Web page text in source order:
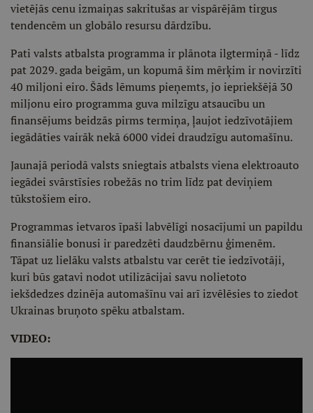
vietējās cenu izmaiņas sakritušas ar vispārējām tirgus
tendencēm un globālo resursu dārdzību.
Pati valsts atbalsta programma ir plānota ilgtermiņā - līdz
pat 2029. gada beigām, un kopumā šim mērķim ir novirzīti
40 miljoni eiro. Šāds lēmums pieņemts, jo iepriekšējā 30
miljonu eiro programma guva milzīgu atsaucību un
finansējums beidzās pirms termiņa, ļaujot iedzīvotājiem
iegādāties vairāk nekā 6000 videi draudzīgu automašīnu.
Jaunajā periodā valsts sniegtais atbalsts viena elektroauto
iegādei svārstīsies robežās no trim līdz pat deviņiem
tūkstošiem eiro.
Programmas ietvaros īpaši labvēlīgi nosacījumi un papildu
finansiālie bonusi ir paredzēti daudzbērnu ģimenēm.
Tāpat uz lielāku valsts atbalstu var cerēt tie iedzīvotāji,
kuri būs gatavi nodot utilizācijai savu nolietoto
iekšdedzes dzinēja automašīnu vai arī izvēlēsies to ziedot
Ukrainas bruņoto spēku atbalstam.
VIDEO: